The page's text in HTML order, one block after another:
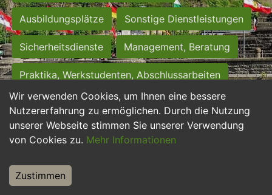
Wir verwenden Cookies, um Ihnen eine bessere
Nutzererfahrung zu ermöglichen. Durch die Nutzung
unserer Webseite stimmen Sie unserer Verwendung
von Cookies zu. Mehr Informationen
Zustimmen
Ausbildungsplätze Sonstige Dienstleistungen
Sicherheitsdienste Management, Beratung
Praktika, Werkstudenten, Abschlussarbeiten
Personalwesen Assistenz, Sekretariat
Hilfskräfte, Aushilfs- und Nebenjobs
Weiterbildung, Studium, duale Ausbildung